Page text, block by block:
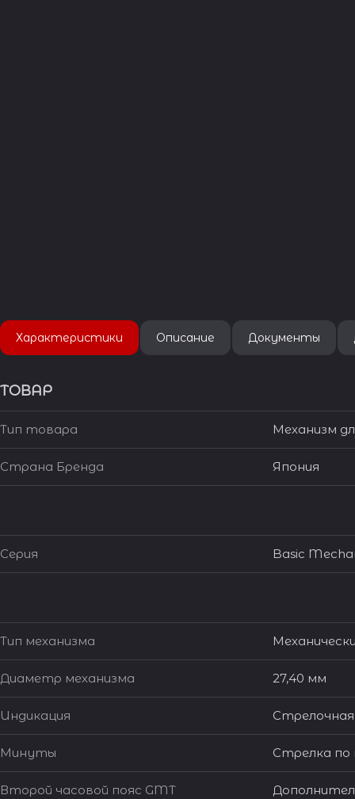
Характеристики Описание Документы
ТОВАР
Тип товара Механизм
Страна Бренда Япония
Серия Basic
Тип механизма
Диаметр механизма 27,40 мм
Индикация Стрелочная
Минуты Стрелка по
Второй часовой пояс GMT